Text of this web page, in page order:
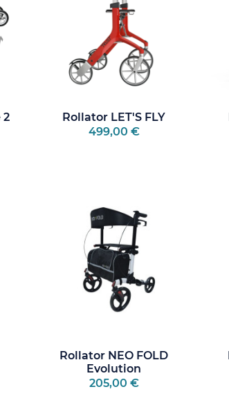
2
Rollator LET'S FLY
499,00 €
Rollator NEO FOLD
Evolution
205,00 €